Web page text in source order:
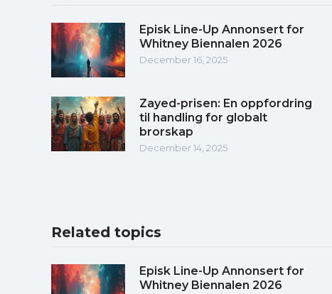
Episk Line-Up Annonsert for
Whitney Biennalen 2026
December 16, 2025
Zayed-prisen: En oppfordring
til handling for globalt
brorskap
December 14, 2025
Related topics
Episk Line-Up Annonsert for
Whitney Biennalen 2026